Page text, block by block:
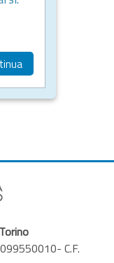
C.F.